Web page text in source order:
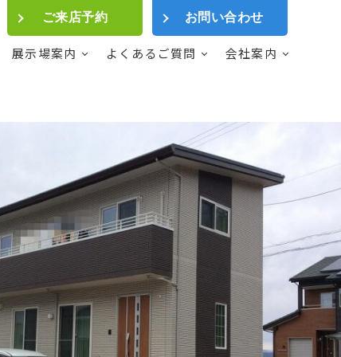
ご来店予約 お問い合わせ
展示場案内 よくあるご質問 会社案内